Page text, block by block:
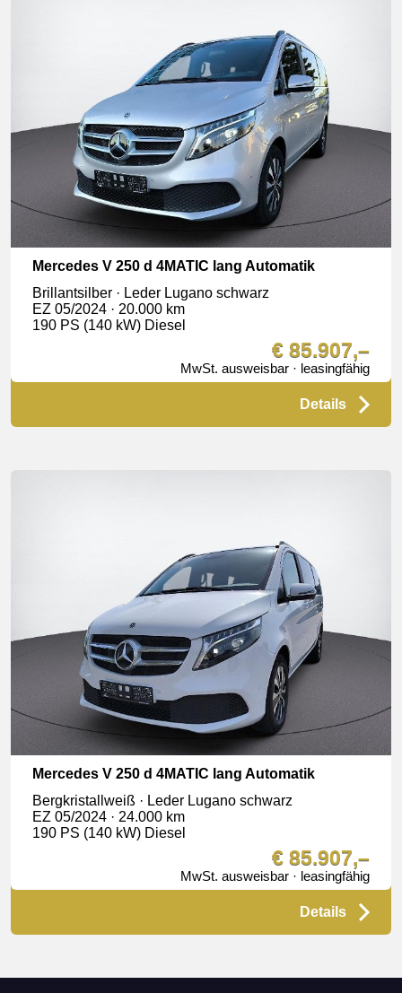
Mercedes V 250 d 4MATIC lang Automatik
Brillantsilber · Leder Lugano schwarz
EZ 05/2024 · 20.000 km
190 PS (140 kW) Diesel
€ 85.907,–
MwSt. ausweisbar · leasingfähig
Details
Mercedes V 250 d 4MATIC lang Automatik
Bergkristallweiß · Leder Lugano schwarz
EZ 05/2024 · 24.000 km
190 PS (140 kW) Diesel
€ 85.907,–
MwSt. ausweisbar · leasingfähig
Details